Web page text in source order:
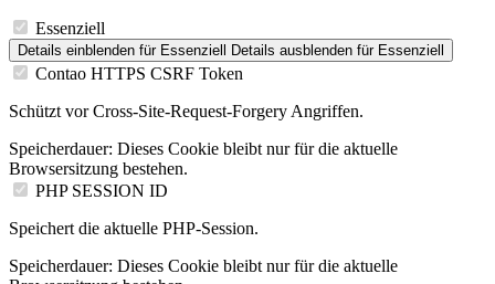
Essenziell
Details einblenden für Essenziell Details ausblenden für Essenziell
Contao HTTPS CSRF Token
Schützt vor Cross-Site-Request-Forgery Angriffen.
Speicherdauer: Dieses Cookie bleibt nur für die aktuelle
Browsersitzung bestehen.
PHP SESSION ID
Speichert die aktuelle PHP-Session.
Speicherdauer: Dieses Cookie bleibt nur für die aktuelle